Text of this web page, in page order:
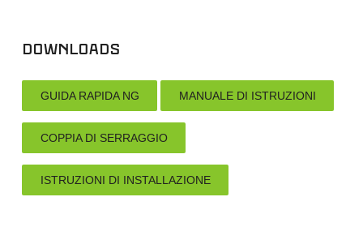
Downloads
GUIDA RAPIDA NG MANUALE DI ISTRUZIONI
COPPIA DI SERRAGGIO
ISTRUZIONI DI INSTALLAZIONE